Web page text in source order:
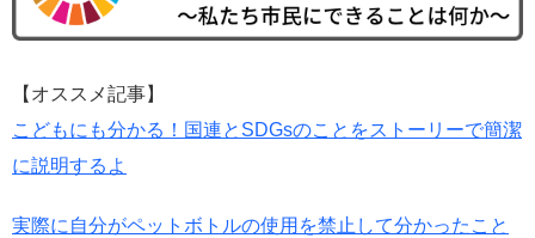
【オススメ記事】
こどもにも分かる！国連とSDGsのことをストーリーで簡潔
に説明するよ
実際に自分がペットボトルの使用を禁止して分かったこと